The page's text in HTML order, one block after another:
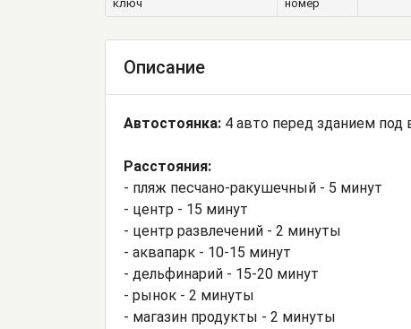
ключ
номер
Описание
Автостоянка: 4 авто перед зданием
Расстояния:
- пляж песчано-ракушечный - 5 минут
- центр - 15 минут
- центр развлечений - 2 минуты
- аквапарк - 10-15 минут
- дельфинарий - 15-20 минут
- рынок - 2 минуты
- магазин продукты - 2 минуты